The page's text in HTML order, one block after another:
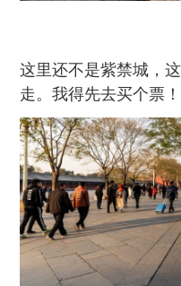
这里还不是紫禁城，
走。我得先去买个票！